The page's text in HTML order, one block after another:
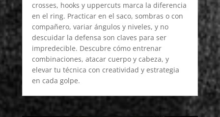
crosses, hooks y uppercuts marca la diferencia
en el ring. Practicar en el saco, sombras o con
compañero, variar ángulos y niveles, y no
descuidar la defensa son claves para ser
impredecible. Descubre cómo entrenar
combinaciones, atacar cuerpo y cabeza, y
elevar tu técnica con creatividad y estrategia
en cada golpe.